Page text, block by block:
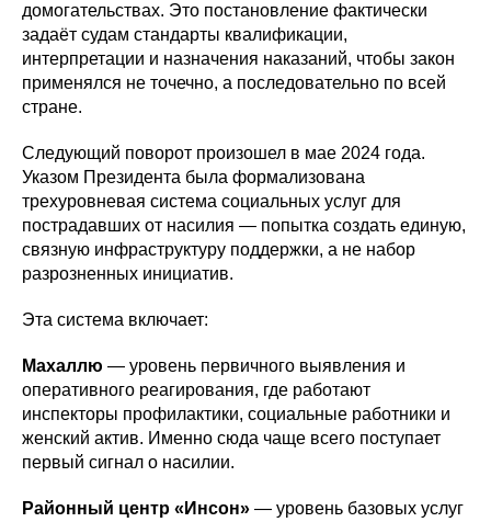
домогательствах. Это постановление фактически
задаёт судам стандарты квалификации,
интерпретации и назначения наказаний, чтобы закон
применялся не точечно, а последовательно по всей
стране.
Следующий поворот произошел в мае 2024 года.
Указом Президента была формализована
трехуровневая система социальных услуг для
пострадавших от насилия — попытка создать единую,
связную инфраструктуру поддержки, а не набор
разрозненных инициатив.
Эта система включает:
Махаллю — уровень первичного выявления и
оперативного реагирования, где работают
инспекторы профилактики, социальные работники и
женский актив. Именно сюда чаще всего поступает
первый сигнал о насилии.
Районный центр «Инсон» — уровень базовых услуг